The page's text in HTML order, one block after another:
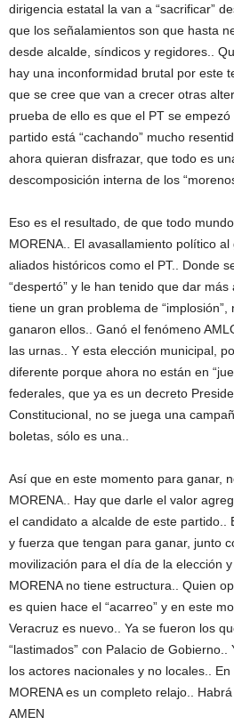
dirigencia estatal la van a “sacrificar”
que los señalamientos son que hasta
desde alcalde, síndicos y regidores..
hay una inconformidad brutal por este
que se cree que van a crecer otras
prueba de ello es que el PT se empezó
partido está “cachando” mucho
ahora quieran disfrazar, que todo es
descomposición interna de los
Eso es el resultado, de que todo
MORENA.. El avasallamiento político
aliados históricos como el PT.. Donde
“despertó” y le han tenido que dar más
tiene un gran problema de
ganaron ellos.. Ganó el fenómeno
las urnas.. Y esta elección municipal,
diferente porque ahora no están en
federales, que ya es un decreto
Constitucional, no se juega una
boletas, sólo es una..
Así que en este momento para ganar,
MORENA.. Hay que darle el valor
el candidato a alcalde de este partido..
y fuerza que tengan para ganar, junto
movilización para el día de la elección y
MORENA no tiene estructura.. Quien
es quien hace el “acarreo” y en este
Veracruz es nuevo.. Ya se fueron los
“lastimados” con Palacio de
los actores nacionales y no locales..
MORENA es un completo relajo.. Habrá
AMEN